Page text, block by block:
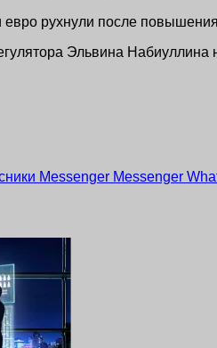
рухнули после
Эльвина Набиуллина
Messenger Messenger